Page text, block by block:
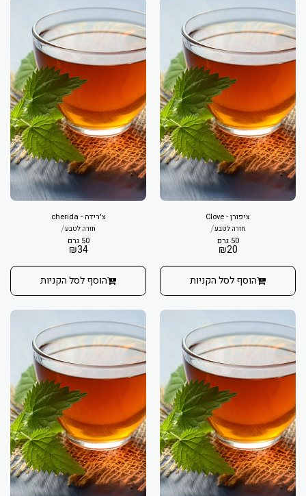
ציפורן - Clove
חזרה לטבע/
50 גרם
₪20
הוסף לסל הקניות
צ'רידה - cherida
חזרה לטבע/
50 גרם
₪34
הוסף לסל הקניות